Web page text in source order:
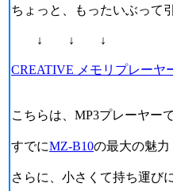
ちょっと、もったいぶって
↓ ↓ ↓
CREATIVE メモリプレーヤ
こちらは、MP3プレーヤー
すでにMZ-B10の最大の魅力
さらに、小さくて持ち運び